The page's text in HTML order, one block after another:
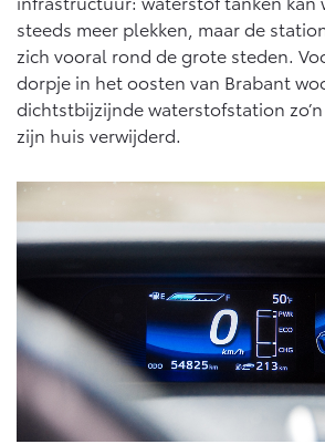
Vanaf € 46.301,- Vanaf
Land Cruiser (excl. BTW)
steeds meer plekken, maar de
zich vooral rond de grote steden.
dorpje in het oosten van Brabant
dichtstbijzijnde waterstofstation
zijn huis verwijderd.